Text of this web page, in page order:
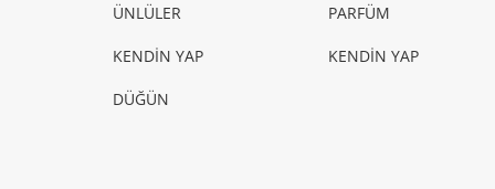
ÜNLÜLER
KENDİN YAP
DÜĞÜN
PARFÜM
KENDİN YAP